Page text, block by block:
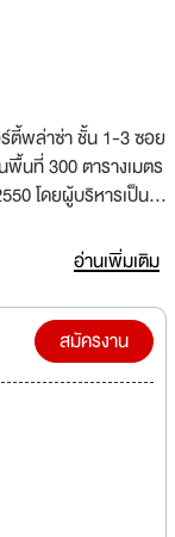
พล่าซ่า ชั้น 1-3 ซอย
นที่ 300 ตารางเมตร
โดยผู้บริหารเป็นผู้
องความต้องการของ
ห้บริษัทฯ บริหารการ
สำนักงาน
อ่านเพิ่มเติม
สมัครงาน